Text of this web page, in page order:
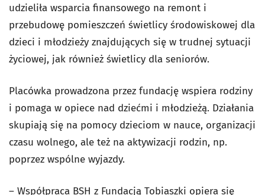
udzieliła wsparcia finansowego na remont i
przebudowę pomieszczeń świetlicy środowiskowej dla
dzieci i młodzieży znajdujących się w trudnej sytuacji
życiowej, jak również świetlicy dla seniorów.
Placówka prowadzona przez fundację wspiera rodziny
i pomaga w opiece nad dziećmi i młodzieżą. Działania
skupiają się na pomocy dzieciom w nauce, organizacji
czasu wolnego, ale też na aktywizacji rodzin, np.
poprzez wspólne wyjazdy.
– Współpraca BSH z Fundacją Tobiaszki opiera się